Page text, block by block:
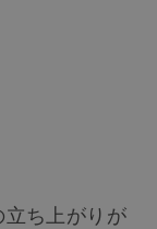
ち上がりが